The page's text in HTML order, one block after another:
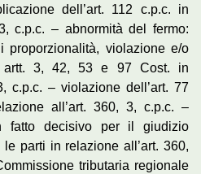
dell’art. 112 c.p.c. in
c.p.c. – abnormità del fermo:
proporzionalità, violazione e/o
artt. 3, 42, 53 e 97 Cost. in
c.p.c. – violazione dell’art. 77
all’art. 360, 3, c.p.c. –
fatto decisivo per il giudizio
parti in relazione all’art. 360,
tributaria regionale